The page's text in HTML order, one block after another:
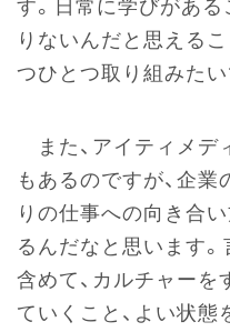
す。日常に学びがある
りないんだと思える
つひとつ取り組みたい
また、アイティメ
もあるのですが、企
りの仕事への向き合
るんだなと思います
含めて、カルチャーを
ていくこと、よい状態